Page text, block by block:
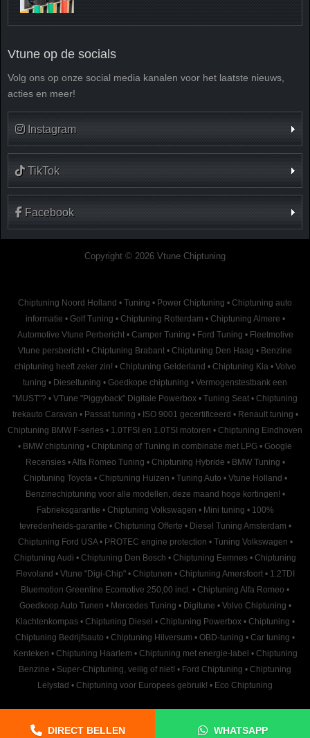
Vtune op de socials
Volg ons op onze social media kanalen voor het laatste nieuws,
acties en meer!
Instagram
TikTok
Facebook
Copyright © 2026 Vtune Chiptuning
Chiptuning Noord Holland • Tuning • Power Chiptuning • Chiptuning auto
informatie • Golf Tuning • Chiptuning Rotterdam • Chiptuning Almere •
Automotive Vtune Perbericht • Camper Tuning • Ford Tuning • Fleetmotive
Vtune persbericht • Chiptuning Brabant • Chiptuning Den Haag • Benzine
chiptuning heeft zeker zin! • Chiptuning Gelderland • Chiptuning Kia • Volvo
tuning • Dieseltuning • Goedkope chiptuning • Vermogenstestbank een
"MUST"? • VTune "Piggyback" Digitale Powerbox • Tuning Seat • Chiptuning
trekauto Caravan • Passat tuning • ISO 9001 gecertificeerd • Renault tuning •
Chiptuning BMW F-series • 1.0TFSI en 1.0TSI motoren • Chiptuning Eindhoven
• BMW chiptuning • Chiptuning of Tuning in combinatie met LPG • Google
Recensies •Alfa Romeo Tuning • Chiptuning Hybride • BMW Tuning •
Chiptuning Toyota • Chiptuning Huizen • Tuning Auto • Vtune Holland •
Benzinechiptuning voor alle modellen, deze maand hoge kortingen! •
Fabrieksgarantie • Chiptuning Volkswagen • Mini tuning • 100%
tevredenheids-garantie • Chiptuning Offerte • Diesel Tuning Amsterdam •
Chiptuning Ford USA • PROTEC engine protection • Tuning Volkswagen •
Chiptuning Audi • Chiptuning Den Bosch • Chiptuning Eemnes • Chiptuning
Flevoland • Vtune "Digi-Chip" • Chiptunen • Chiptuning Amersfoort • 1.2TDI
Bluemotion Greenline Ecomotive 250,00 incl. • Chiptuning Alfa Romeo •
Goedkoop Auto Tunen • Mercedes Tuning • Digitune • Volvo Chiptuning •
Klachtenkompas • Chiptuning Diesel • Chiptuning Powerbox • Chiptuning •
Chiptuning Bedrijfsauto • Chiptuning Hilversum • OBD-tuning • Car tuning •
Kenteken • Chiptuning Haarlem • Chiptuning met energie-label • Chiptuning
Benzine • Super-Chiptuning, veilig of niet! • Ford Chiptuning • Chiptuning
Lelystad • Chiptuning voor Europees gebruik! • Eco Chiptuning
DIRECT BELLEN WHATSAPP